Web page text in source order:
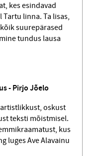
kes esindavad
linna. Ta lisas,
suurepärased
tundus lausa
- Pirjo Jõelo
oskust
teksti mõistmisel.
kus
luges Ave Alavainu